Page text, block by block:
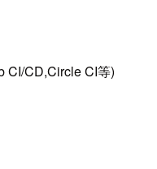
CI/CD,Circle CI等)